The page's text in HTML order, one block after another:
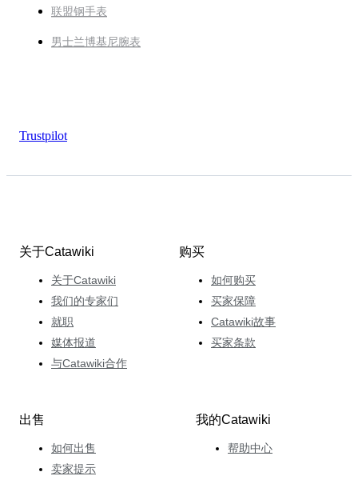
联盟钢手表
男士兰博基尼腕表
Trustpilot
关于Catawiki
关于Catawiki
我们的专家们
就职
媒体报道
与Catawiki合作
购买
如何购买
买家保障
Catawiki故事
买家条款
出售
如何出售
卖家提示
我的Catawiki
帮助中心